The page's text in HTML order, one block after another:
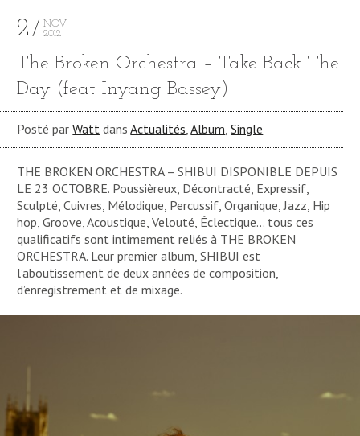
2
NOV
2012
The Broken Orchestra – Take Back The
Day (feat Inyang Bassey)
Posté parWatt dansActualités ,Album ,Single
THE BROKEN ORCHESTRA – SHIBUI DISPONIBLE DEPUIS
LE 23 OCTOBRE. Poussièreux, Décontracté, Expressif,
Sculpté, Cuivres, Mélodique, Percussif, Organique, Jazz, Hip
hop, Groove, Acoustique, Velouté, Éclectique… tous ces
qualificatifs sont intimement reliés à THE BROKEN
ORCHESTRA. Leur premier album, SHIBUI est
l’aboutissement de deux années de composition,
d’enregistrement et de mixage.